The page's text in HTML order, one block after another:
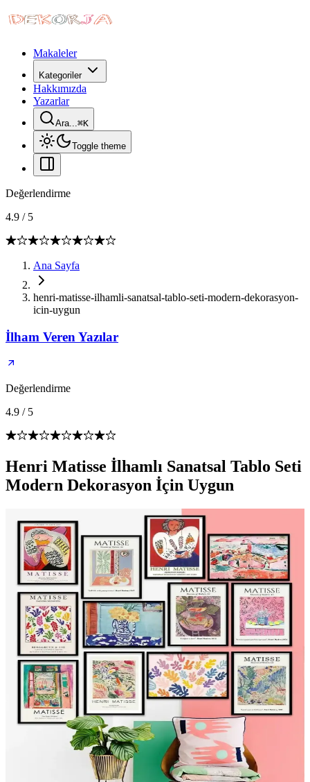
Makaleler
Kategoriler
Hakkımızda
Yazarlar
Ara...⌘K
Toggle theme
Değerlendirme
4.9 / 5
Ana Sayfa
henri-matisse-ilhamli-sanatsal-tablo-seti-modern-dekorasyon-
icin-uygun
İlham Veren Yazılar
Değerlendirme
4.9 / 5
Henri Matisse İlhamlı Sanatsal Tablo Seti
Modern Dekorasyon İçin Uygun